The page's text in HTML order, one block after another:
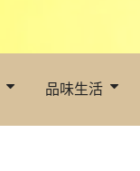
品味生活